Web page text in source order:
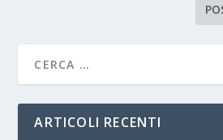
ARTICOLI RECENTI